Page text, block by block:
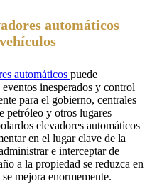
automáticos
automáticos puede
inesperados y control
para el gobierno, centrales
petróleo y otros lugares
elevadores automáticos
en el lugar clave de la
e interceptar de
a la propiedad se reduzca en
mejora enormemente.